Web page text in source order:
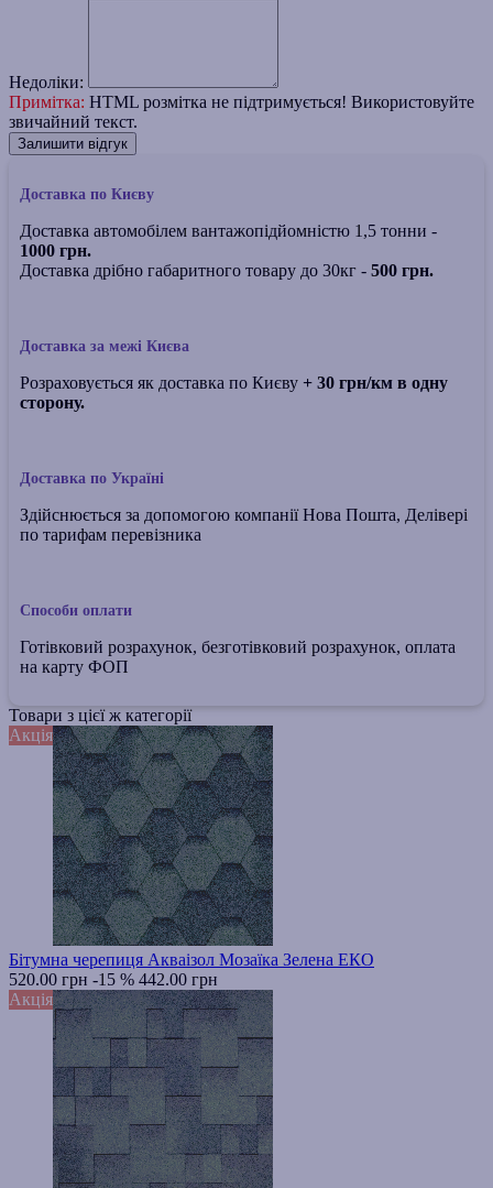
Недоліки:
Примітка: HTML розмітка не підтримується! Використовуйте
звичайний текст.
Залишити відгук
Доставка по Києву
Доставка автомобілем вантажопідйомністю 1,5 тонни -
1000 грн.
Доставка дрібно габаритного товару до 30кг - 500 грн.
Доставка за межі Києва
Розраховується як доставка по Києву + 30 грн/км в одну
сторону.
Доставка по Україні
Здійснюється за допомогою компанії Нова Пошта, Делівері
по тарифам перевізника
Способи оплати
Готівковий розрахунок, безготівковий розрахунок, оплата
на карту ФОП
Товари з цієї ж категорії
Акція
Бітумна черепиця Акваізол Мозаїка Зелена ЕКО
520.00 грн -15 % 442.00 грн
Акція